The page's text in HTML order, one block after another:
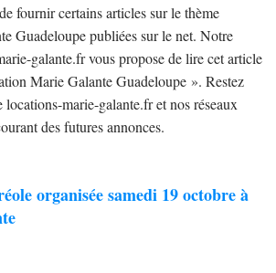
fournir certains articles sur le thème
Guadeloupe publiées sur le net. Notre
galante.fr vous propose de lire cet article
Marie Galante Guadeloupe ». Restez
locations-marie-galante.fr et nos réseaux
des futures annonces.
organisée samedi 19 octobre à